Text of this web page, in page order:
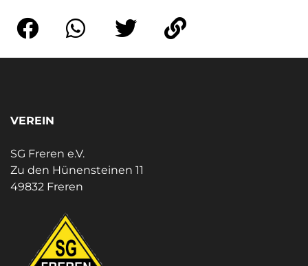
VEREIN
SG Freren e.V.
Zu den Hünensteinen 11
49832 Freren